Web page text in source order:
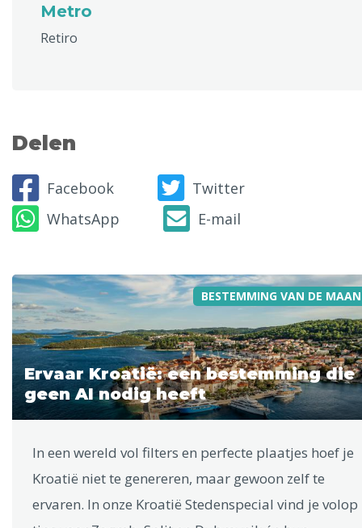
Metro
Retiro
Delen
Facebook
Twitter
WhatsApp
E-mail
BESTEMMING VAN DE
Ervaar Kroatië: een bestemming die
geen AI nodig heeft
In een wereld vol filters en perfecte plaatjes hoef je
Kroatië niet te genereren, maar gewoon zelf te
ervaren. In onze Kroatië Stedenspecial vind je volop